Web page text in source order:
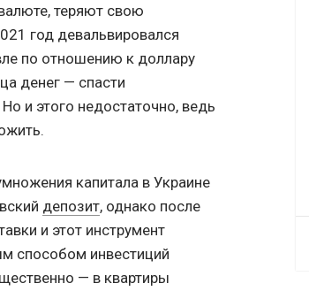
теряют свою
год девальвировался
по отношению к доллару
денег — спасти
и этого недостаточно, ведь
капитала в Украине
депозит, однако после
и этот инструмент
способом инвестиций
— в квартиры